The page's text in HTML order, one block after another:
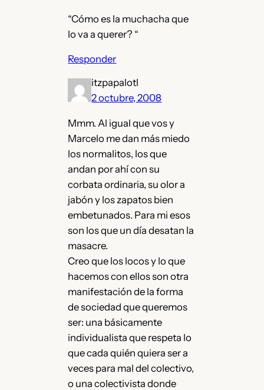
“Cómo es la muchacha que
lo va a querer? “
Responder
itzpapalotl
2 octubre, 2008
Mmm. Al igual que vos y
Marcelo me dan más miedo
los normalitos, los que
andan por ahí con su
corbata ordinaria, su olor a
jabón y los zapatos bien
embetunados. Para mi esos
son los que un día desatan la
masacre.
Creo que los locos y lo que
hacemos con ellos son otra
manifestación de la forma
de sociedad que queremos
ser: una básicamente
individualista que respeta lo
que cada quién quiera ser a
veces para mal del colectivo,
o una colectivista donde